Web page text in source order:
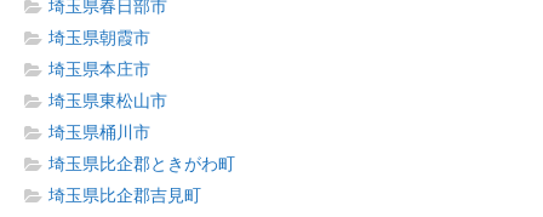
埼玉県春日部市
埼玉県朝霞市
埼玉県本庄市
埼玉県東松山市
埼玉県桶川市
埼玉県比企郡ときがわ町
埼玉県比企郡吉見町